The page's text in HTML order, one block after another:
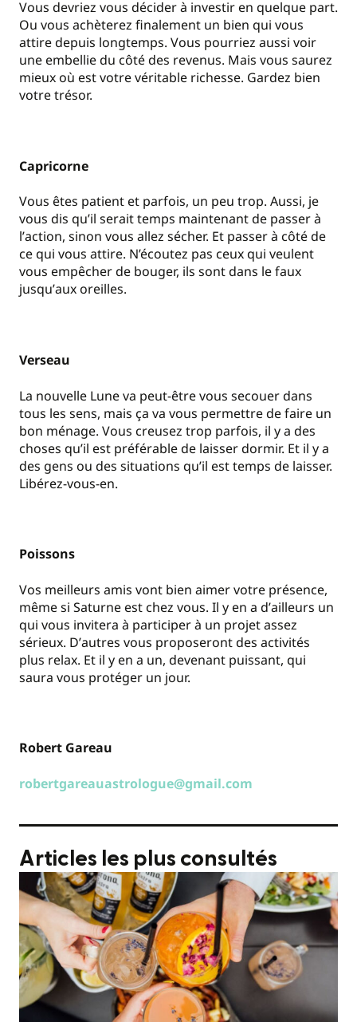
Vous devriez vous décider à investir en quelque part.
Ou vous achèterez finalement un bien qui vous
attire depuis longtemps. Vous pourriez aussi voir
une embellie du côté des revenus. Mais vous saurez
mieux où est votre véritable richesse. Gardez bien
votre trésor.
Capricorne
Vous êtes patient et parfois, un peu trop. Aussi, je
vous dis qu’il serait temps maintenant de passer à
l’action, sinon vous allez sécher. Et passer à côté de
ce qui vous attire. N’écoutez pas ceux qui veulent
vous empêcher de bouger, ils sont dans le faux
jusqu’aux oreilles.
Verseau
La nouvelle Lune va peut-être vous secouer dans
tous les sens, mais ça va vous permettre de faire un
bon ménage. Vous creusez trop parfois, il y a des
choses qu’il est préférable de laisser dormir. Et il y a
des gens ou des situations qu’il est temps de laisser.
Libérez-vous-en.
Poissons
Vos meilleurs amis vont bien aimer votre présence,
même si Saturne est chez vous. Il y en a d’ailleurs un
qui vous invitera à participer à un projet assez
sérieux. D’autres vous proposeront des activités
plus relax. Et il y en a un, devenant puissant, qui
saura vous protéger un jour.
Robert Gareau
robertgareauastrologue@gmail.com
Articles les plus consultés